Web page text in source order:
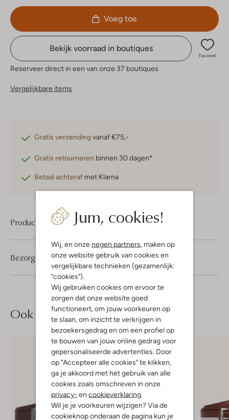
Jum, cookies!
Wij, en onze negen partners , maken op
onze website gebruik van cookies en
vergelijkbare technieken (gezamenlijk:
"cookies").
Wij gebruiken cookies om ervoor te
zorgen dat onze website goed
functioneert, om jouw voorkeuren op
te slaan, om inzicht te verkrijgen in
bezoekersgedrag en om een profiel op
te bouwen van jouw online gedrag voor
gepersonaliseerde advertenties. Door
op "Accepteer alle cookies" te klikken,
ga je akkoord met het gebruik van alle
cookies zoals omschreven in onze
privacy- en cookieverklaring
Wil je je voorkeuren wijzigen? Via de
cookieknop onderaan de pagina kun je
Voeg toe
Bekijk voorraad in boutiques
Favoriet
Reserveer direct in een van onze 37 boutiques
Vergelijkbare items
Gratis verzendingvanaf €75,-
Gratis retourneren binnen 30 dagen*
Betaal achteraf met Klarna
Product informatie
Bezorgen & retourneren
Ook iets voor jou?